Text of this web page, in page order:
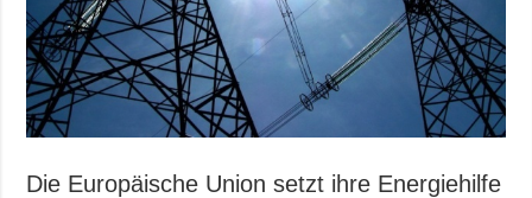
Die Europäische Union setzt ihre Energiehilfe